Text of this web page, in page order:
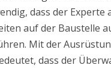
dass der Experte
auf der Baustelle
Mit der
dass der